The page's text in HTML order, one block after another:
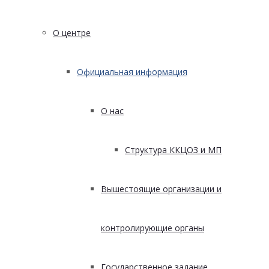
О центре
Официальная информация
О нас
Структура ККЦОЗ и МП
Вышестоящие организации и
контролирующие органы